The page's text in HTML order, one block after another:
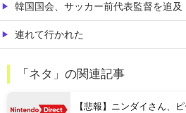
韓国国会、サッカー前代表監督を追及
連れて行かれた
「ネタ」の関連記事
【悲報】ニンダイさん、